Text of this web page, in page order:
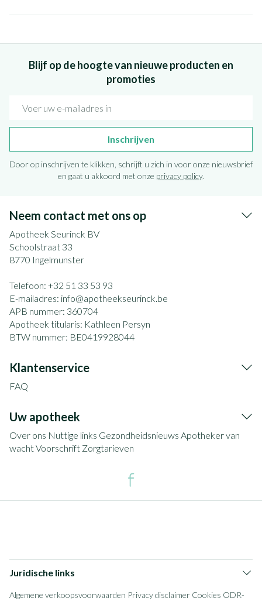
Blijf op de hoogte van nieuwe producten en
promoties
Inschrijven
Door op inschrijven te klikken, schrijft u zich in voor onze nieuwsbrief
en gaat u akkoord met onze privacy policy.
Neem contact met ons op
Apotheek Seurinck BV
Schoolstraat 33
8770 Ingelmunster
Telefoon: +32 51 33 53 93
E-mailadres: info@apotheekseurinck.be
APB nummer: 360704
Apotheek titularis: Kathleen Persyn
BTW nummer: BE0419928044
Klantenservice
FAQ
Uw apotheek
Over ons Nuttige links Gezondheidsnieuws Apotheker van
wachtVoorschrift Zorgtarieven
Juridische links
Algemene verkoopsvoorwaarden Privacy disclaimer Cookies ODR-